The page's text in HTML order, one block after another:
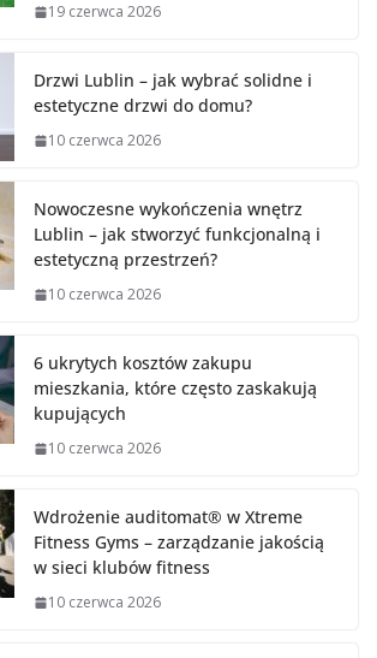
19 czerwca 2026
Drzwi Lublin – jak wybrać solidne i
estetyczne drzwi do domu?
10 czerwca 2026
Nowoczesne wykończenia wnętrz
Lublin – jak stworzyć funkcjonalną i
estetyczną przestrzeń?
10 czerwca 2026
6 ukrytych kosztów zakupu
mieszkania, które często zaskakują
kupujących
10 czerwca 2026
Wdrożenie auditomat® w Xtreme
Fitness Gyms – zarządzanie jakością
w sieci klubów fitness
10 czerwca 2026